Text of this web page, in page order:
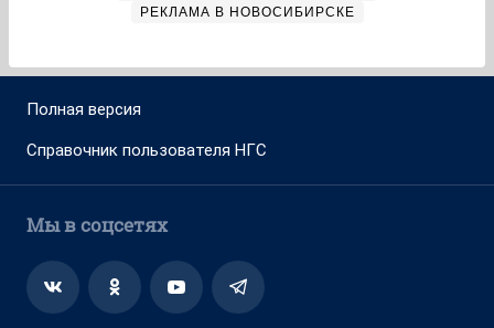
РЕКЛАМА В НОВОСИБИРСКЕ
Полная версия
Справочник пользователя НГС
Мы в соцсетях